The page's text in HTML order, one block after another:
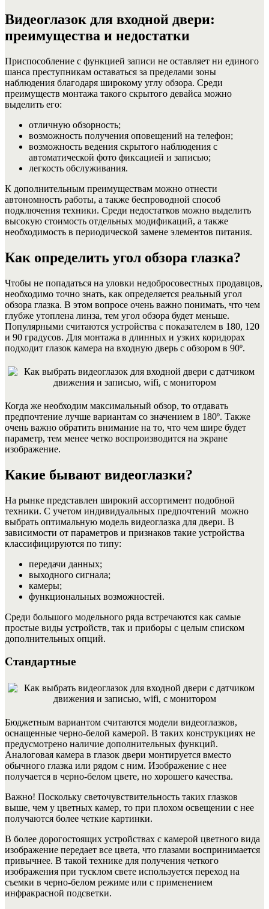
Видеоглазок для входной двери:
преимущества и недостатки
Приспособление с функцией записи не оставляет ни единого
шанса преступникам оставаться за пределами зоны
наблюдения благодаря широкому углу обзора. Среди
преимуществ монтажа такого скрытого девайса можно
выделить его:
отличную обзорность;
возможность получения оповещений на телефон;
возможность ведения скрытого наблюдения с
автоматической фото фиксацией и записью;
легкость обслуживания.
К дополнительным преимуществам можно отнести
автономность работы, а также беспроводной способ
подключения техники. Среди недостатков можно выделить
высокую стоимость отдельных модификаций, а также
необходимость в периодической замене элементов питания.
Как определить угол обзора глазка?
Чтобы не попадаться на уловки недобросовестных продавцов,
необходимо точно знать, как определяется реальный угол
обзора глазка. В этом вопросе очень важно понимать, что чем
глубже утоплена линза, тем угол обзора будет меньше.
Популярными считаются устройства с показателем в 180, 120
и 90 градусов. Для монтажа в длинных и узких коридорах
подходит глазок камера на входную дверь с обзором в 90º.
Когда же необходим максимальный обзор, то отдавать
предпочтение лучше вариантам со значением в 180º. Также
очень важно обратить внимание на то, что чем шире будет
параметр, тем менее четко воспроизводится на экране
изображение.
Какие бывают видеоглазки?
На рынке представлен широкий ассортимент подобной
техники. С учетом индивидуальных предпочтений можно
выбрать оптимальную модель видеоглазка для двери. В
зависимости от параметров и признаков такие устройства
классифицируются по типу:
передачи данных;
выходного сигнала;
камеры;
функциональных возможностей.
Среди большого модельного ряда встречаются как самые
простые виды устройств, так и приборы с целым списком
дополнительных опций.
Стандартные
Бюджетным вариантом считаются модели видеоглазков,
оснащенные черно-белой камерой. В таких конструкциях не
предусмотрено наличие дополнительных функций.
Аналоговая камера в глазок двери монтируется вместо
обычного глазка или рядом с ним. Изображение с нее
получается в черно-белом цвете, но хорошего качества.
Важно! Поскольку светочувствительность таких глазков
выше, чем у цветных камер, то при плохом освещении с нее
получаются более четкие картинки.
В более дорогостоящих устройствах с камерой цветного вида
изображение передает все цвета, что глазами воспринимается
привычнее. В такой технике для получения четкого
изображения при тусклом свете используется переход на
съемки в черно-белом режиме или с применением
инфракрасной подсветки.